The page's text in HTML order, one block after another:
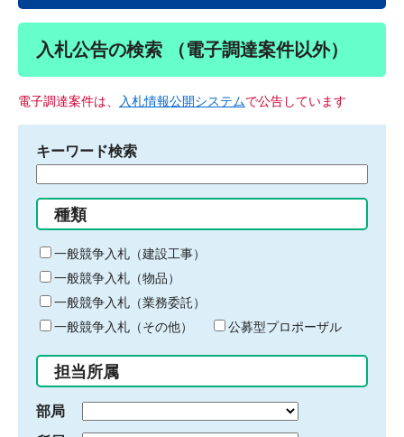
入札公告の検索 （電子調達案件以外）
電子調達案件は、 入札情報公開システムで公告しています
キーワード検索
る
キ
ー
ワ
ー
ド
入
力
種類
一般競争入札（建設工事）
一般競争入札（物品）
一般競争入札（業務委託）
一般競争入札（その他）
公募型プロポーザル
担当所属
部局